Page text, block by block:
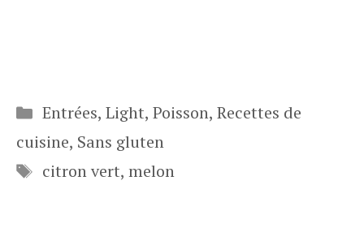
Catégories
Entrées, Light, Poisson, Recettes de
cuisine, Sans gluten
Étiquettes
citron vert, melon